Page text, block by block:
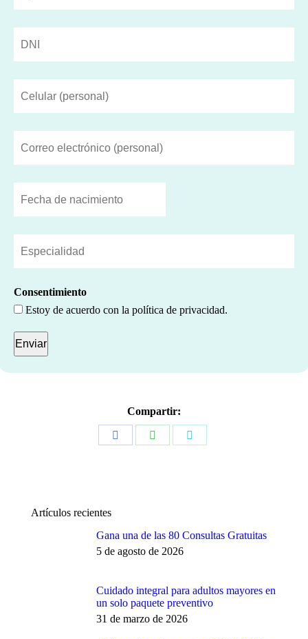
de
de
electrónico
de
barra
DD
barra
AAAA
(Obligatorio)
Consentimiento
Estoy de acuerdo con la política de privacidad.
Compartir:
Artículos recientes
Gana una de las 80 Consultas Gratuitas
5 de agosto de 2026
Cuidado integral para adultos mayores en
un solo paquete preventivo
31 de marzo de 2026